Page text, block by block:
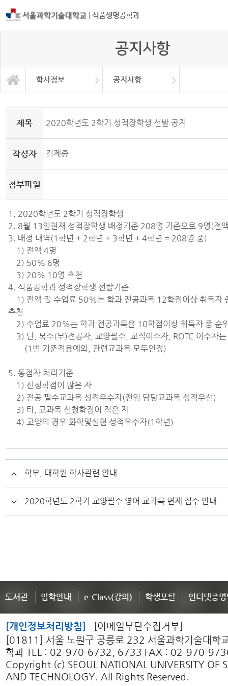
| 식품생명공학과
공지사항
학사정보 공지사항
학과소개
교과과정
학사정보
대학원
정보광장
커뮤니티
학사일정
공지사항
자유게시판
취업정보
Q&A
제목 2020학년도 2학기 성적장학생 선발 공지
작성자 김제중
첨부파일
1. 2020학년도 2학기 성적장학생
2. 8월 13일현재 성적장학생 배정기준 208명 기준으로 9명(전
3. 배정 내역(1학년 + 2학년 + 3학년 + 4학년 = 208명 중)
1) 전액 4명
2) 50% 6명
3) 20% 10명 추천
4. 식품공학과 성적장학생 선발기준
1) 전액 및 수업료 50%는 학과 전공과목 12학점이상 취득자
추천
2) 수업료 20%는 학과 전공과목을 10학점이상 취득자 중 순
3) 단, 복수(부)전공자, 교양필수, 교직이수자, ROTC 이수자는
(1번 기준적용예외, 관련교과목 모두인정)
5. 동점자 처리기준
1) 신청학점이 많은 자
2) 전공 필수교과목 성적우수자(전임 담당교과목 성적우선)
3) 타, 교과목 신청학점이 적은 자
4) 교양의 경우 화학및실험 성적우수자(1학년)
학부, 대학원 학사관련 안내
2020학년도 2학기 교양필수 영어 교과목 면제 접수 안내
도서관 입학안내 e-Class(강의) 학생포탈 인터넷증
[개인정보처리방침]
[이메일무단수집거부]
[01811] 서울 노원구 공릉로 232 서울과학기술대학
학과 TEL : 02-970-6732, 6733 FAX : 02-970-
Copyright (c) SEOUL NATIONAL UNIVERSITY OF
AND TECHNOLOGY. All Rights Reserved.